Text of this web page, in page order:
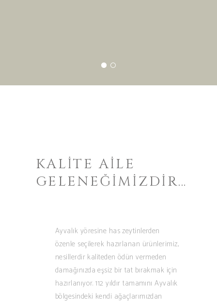
KALITE AILE
GELENEĞIMIZDIR…
Ayvalık yöresine has zeytinlerden
özenle seçilerek hazırlanan ürünlerimiz,
nesillerdir kaliteden ödün vermeden
damağınızda eşsiz bir tat bırakmak için
hazırlanıyor. 112 yıldır tamamını Ayvalık
bölgesindeki kendi ağaçlarımızdan